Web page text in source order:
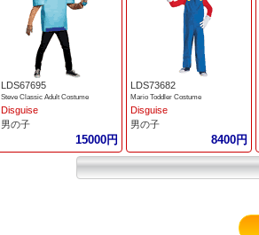
LDS67695
Steve Classic Adult Costume
Disguise
男の子
15000円
LDS73682
Mario Toddler Costume
Disguise
男の子
8400円